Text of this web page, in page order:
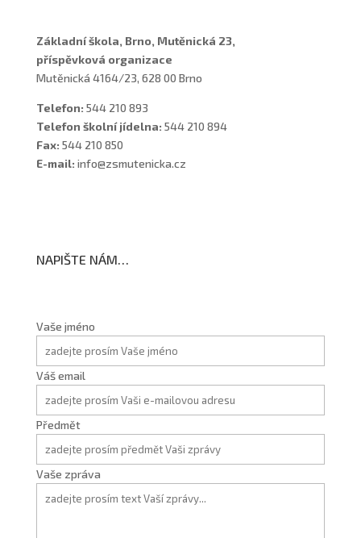
Základní škola, Brno, Mutěnická 23,
příspěvková organizace
Mutěnická 4164/23, 628 00 Brno
Telefon: 544 210 893
Telefon školní jídelna: 544 210 894
Fax: 544 210 850
E-mail: info@zsmutenicka.cz
NAPIŠTE NÁM…
Vaše jméno
Váš email
Předmět
Vaše zpráva